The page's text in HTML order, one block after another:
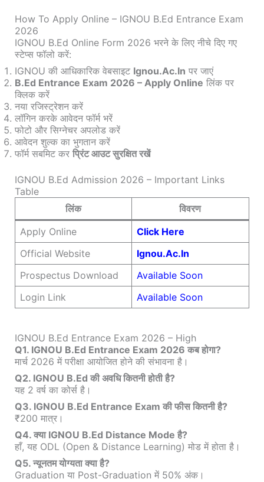
How To Apply Online – IGNOU B.Ed Entrance Exam
2026
IGNOU B.Ed Online Form 2026 भरने के लिए नीचे दिए गए
स्टेप्स फॉलो करें:
IGNOU की आधिकारिक वेबसाइट Ignou.ac.in पर जाएं
B.Ed Entrance Exam 2026 – Apply Online लिंक पर
क्लिक करें
नया रजिस्ट्रेशन करें
लॉगिन करके आवेदन फॉर्म भरें
फोटो और सिग्नेचर अपलोड करें
आवेदन शुल्क का भुगतान करें
फॉर्म सबमिट कर प्रिंट आउट सुरक्षित रखें
IGNOU B.Ed Admission 2026 – Important Links
Table
लिंक
विवरण
Apply Online
Click Here
Official Website
Ignou.ac.in
Prospectus Download
Available Soon
Login Link
Available Soon
IGNOU B.Ed Entrance Exam 2026 – High
Q1. IGNOU B.Ed Entrance Exam 2026 कब होगा?
मार्च 2026 में परीक्षा आयोजित होने की संभावना है।
Q2. IGNOU B.Ed की अवधि कितनी होती है?
यह 2 वर्ष का कोर्स है।
Q3. IGNOU B.Ed Entrance Exam की फीस कितनी है?
₹200 मात्र।
Q4. क्या IGNOU B.Ed Distance Mode है?
हाँ, यह ODL (Open & Distance Learning) मोड में होता है।
Q5. न्यूनतम योग्यता क्या है?
Graduation या Post-Graduation में 50% अंक।